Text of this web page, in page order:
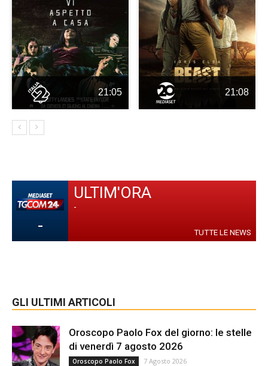
21:05 21:08
-
ULTIM'ORA
-
TUTTE LE NEWS
GLI ULTIMI ARTICOLI
Oroscopo Paolo Fox del giorno: le stelle
di venerdì 7 agosto 2026
Oroscopo Paolo Fox 7 Agosto 2026